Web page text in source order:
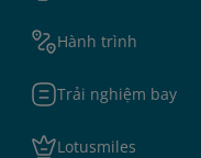
Hành trình
Trải nghiệm bay
Lotusmiles